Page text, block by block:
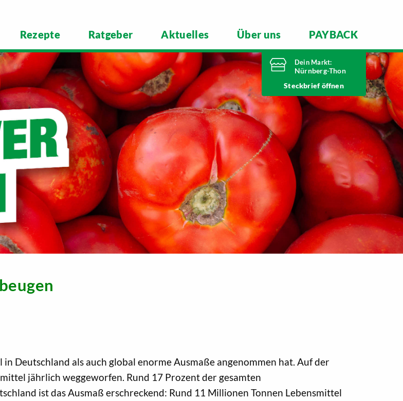
Rezepte Ratgeber Aktuelles Über uns PAYBACK
Dein Markt:
Nürnberg-Thon
Heute bis
Telefonnummer
0911 93460
Wilhelmshavener Straße 15
90425 Nürnberg
Markt ändern
Steckbrief
Deutschland als auch global enorme Ausmaße angenommen hat. Auf der
jährlich weggeworfen. Rund 17 Prozent der gesamten
ist das Ausmaß erschreckend: Rund 11 Millionen Tonnen Lebensmittel